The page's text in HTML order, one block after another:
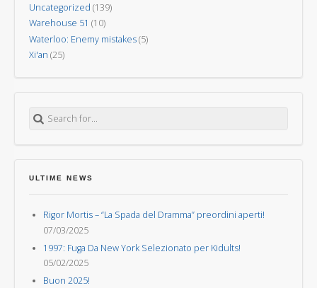
Uncategorized (139)
Warehouse 51 (10)
Waterloo: Enemy mistakes(5)
Xi'an (25)
ULTIME NEWS
Rigor Mortis – “La Spada del Dramma” preordini aperti!
07/03/2025
1997: Fuga Da New York Selezionato per Kidults!
05/02/2025
Buon 2025!